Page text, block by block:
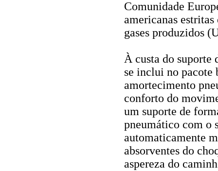
Comunidade
americanas
gases produzidos
À custa do suporte
se inclui no pacote
amortecimento
conforto do
um suporte de
pneumático com o
automaticamente
absorventes do
aspereza do